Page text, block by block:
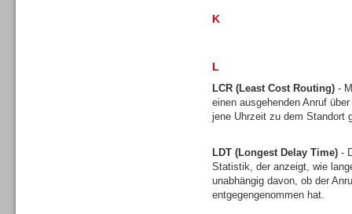
K
L
LCR (Least Cost Routing) -
einen ausgehenden Anruf
jene Uhrzeit zu dem Standort
LDT (Longest Delay Time) -
Statistik, der anzeigt, wie
unabhängig davon, ob der
entgegengenommen hat.